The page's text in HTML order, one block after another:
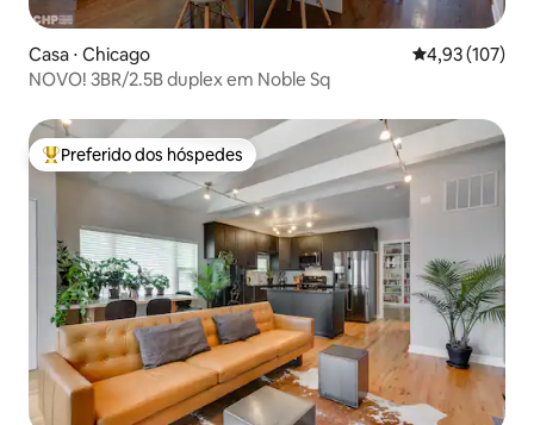
Casa ⋅ Chicago 4,93 de uma
4,93 (107)
NOVO! 3BR/2.5B duplex em Noble Sq
Entre os melhores preferidos dos hóspedes
Preferido dos hóspedes